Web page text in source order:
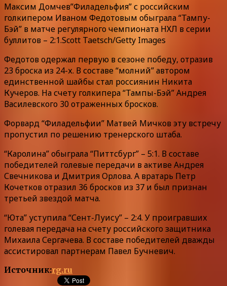
Максим Домчев”Филадельфия” с российским
голкипером Иваном Федотовым обыграла “Тампу-
Бэй” в матче регулярного чемпионата НХЛ в серии
буллитов – 2:1.Scott Taetsch/Getty Images
Федотов одержал первую в сезоне победу, отразив
23 броска из 24-х. В составе “молний” автором
единственной шайбы стал россиянин Никита
Кучеров. На счету голкипера “Тампы-Бэй” Андрея
Василевского 30 отраженных бросков.
Форвард “Филадельфии” Матвей Мичков эту встречу
пропустил по решению тренерского штаба.
“Каролина” обыграла “Питтсбург” – 5:1. В составе
победителей голевые передачи в активе Андрея
Свечникова и Дмитрия Орлова. А вратарь Петр
Кочетков отразил 36 бросков из 37 и был признан
третьей звездой матча.
“Юта” уступила “Сент-Луису” – 2:4. У проигравших
голевая передача на счету российского защитника
Михаила Сергачева. В составе победителей дважды
ассистировал партнерам Павел Бучневич.
Источник:rg.ru